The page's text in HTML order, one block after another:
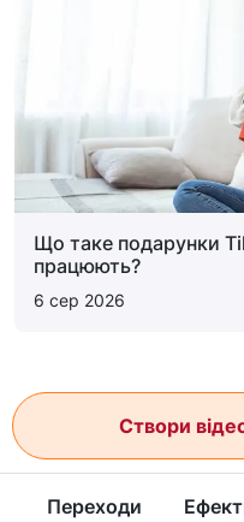
Що таке подарунки
працюють?
6 сер 2026
Створи
Переходи